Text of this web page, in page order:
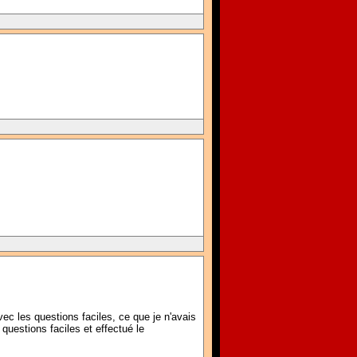
les questions faciles, ce que je n'avais
faciles et effectué le